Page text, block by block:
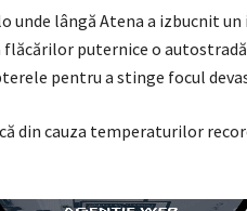
unde lângă Atena a izbucnit
flăcărilor puternice o
pentru a stinge focul
din cauza temperaturilor